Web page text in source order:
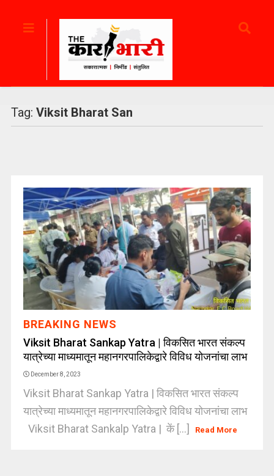
Tag: Viksit Bharat San
BREAKING NEWS
Viksit Bharat Sankap Yatra | विकसित भारत संकल्प
यात्रेच्या माध्यमातून महानगरपालिकेद्वारे विविध योजनांचा लाभ
December 8, 2023
Viksit Bharat Sankap Yatra | विकसित भारत संकल्प
यात्रेच्या माध्यमातून महानगरपालिकेद्वारे विविध योजनांचा लाभ
Viksit Bharat Sankalp Yatra | कें [...]
Read More